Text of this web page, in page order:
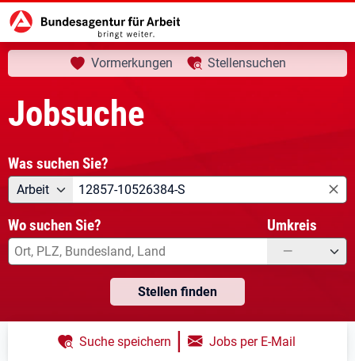
Startseite Jobsuche aktuelle Seite:
Ihre Suche
Vormerkungen Stellensuchen
Jobsuche
Was suchen Sie?
Angebotsart
Arbeit Was suchen Sie?
Wo suchen Sie? Umkreis
—
Stellen finden
Suche speichern | Jobs per E-Mail